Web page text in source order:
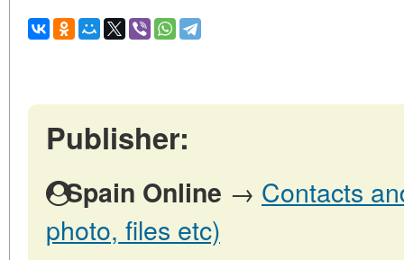
Publisher:
Spain Online → Contacts
photo, files etc)